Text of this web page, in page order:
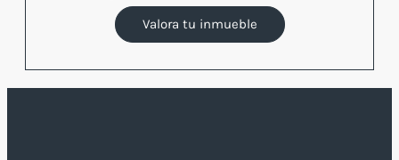
Valora tu inmueble